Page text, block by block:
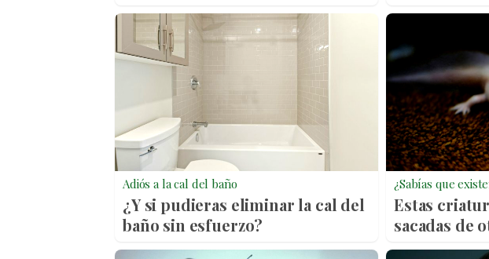
Adiós a la cal del baño
¿Y si pudieras eliminar la cal del
baño sin esfuerzo?
¿Sabías que
Estas
sacadas de